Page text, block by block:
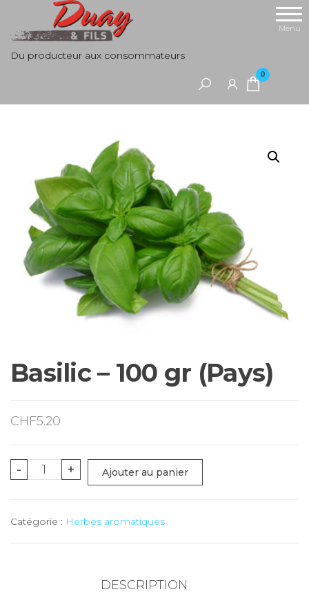
Du producteur aux consommateurs
0
Menu
Basilic – 100 gr (Pays)
CHF5.20
-
quantité
-
+ Ajouter au panier
Catégorie : Herbes aromatiques
DESCRIPTION